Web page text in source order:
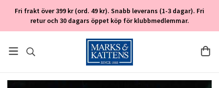
Fri frakt över 399 kr (ord. 49 kr). Snabb leverans (1-3 dagar). Fri
retur och 30 dagars öppet köp för klubbmedlemmar.